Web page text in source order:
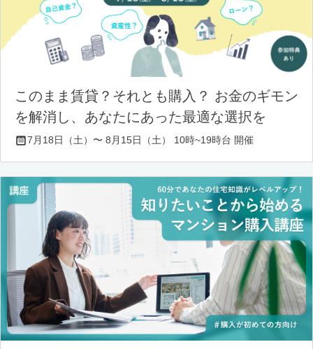
このまま賃貸？それとも購入？ お金のギモン
を解消し、あなたにあった最適な選択を
7月18日（土）〜 8月15日（土） 10時~19時台 開催